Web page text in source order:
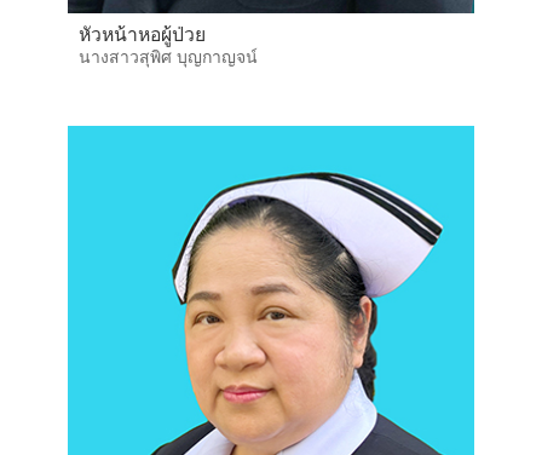
หัวหน้าหอผู้ป่วย
นางสาวสุพิศ บุญกาญจน์